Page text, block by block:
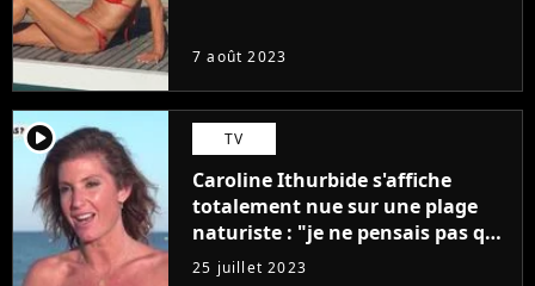
7 août 2023
player2 TV
Caroline Ithurbide s'affiche
totalement nue sur une plage
naturiste : "je ne pensais pas que
j'arriverais à le faire..."
25 juillet 2023